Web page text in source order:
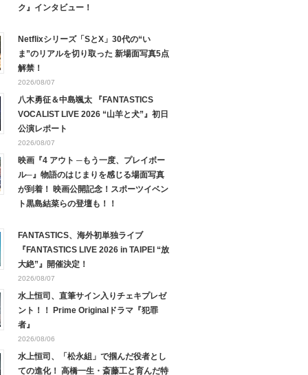
ク』インタビュー！
Netflixシリーズ「SとX」30代の“い
ま”のリアルを切り取った 新場面写真5点
解禁！
2026/08/07
八木勇征＆中島颯太 『FANTASTICS
VOCALIST LIVE 2026 “山羊と犬”』初日
公演レポート
2026/08/07
映画『4 アウト ─もう一度、プレイボー
ル─』物語のはじまりを感じる場面写真
が到着！ 映画公開記念！スポーツイベン
ト黒島結菜らの登壇も！！
FANTASTICS、海外初単独ライブ
『FANTASTICS LIVE 2026 in TAIPEI “放
大絶”』開催決定！
2026/08/07
水上恒司、直筆サイン入りチェキプレゼ
ント！！ Prime Originalドラマ『犯罪
者』
2026/08/06
水上恒司、「松永組」で掴んだ役者とし
ての進化！ 高橋一生・斎藤工と育んだ特